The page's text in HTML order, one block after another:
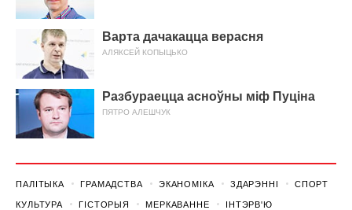
Варта дачакацца верасня
АЛЯКСЕЙ КОПЫЦЬКО
Разбураецца асноўны міф Пуціна
ПЯТРО АЛЕШЧУК
ПАЛІТЫКА ГРАМАДСТВА ЭКАНОМІКА ЗДАРЭННI СПОРТ
КУЛЬТУРА ГІСТОРЫЯ МЕРКАВАННЕ ІНТЭРВ'Ю